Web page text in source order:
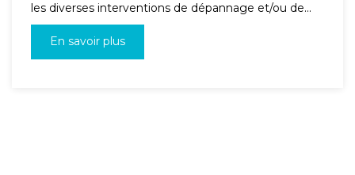
les diverses interventions de dépannage et/ou de...
En savoir plus